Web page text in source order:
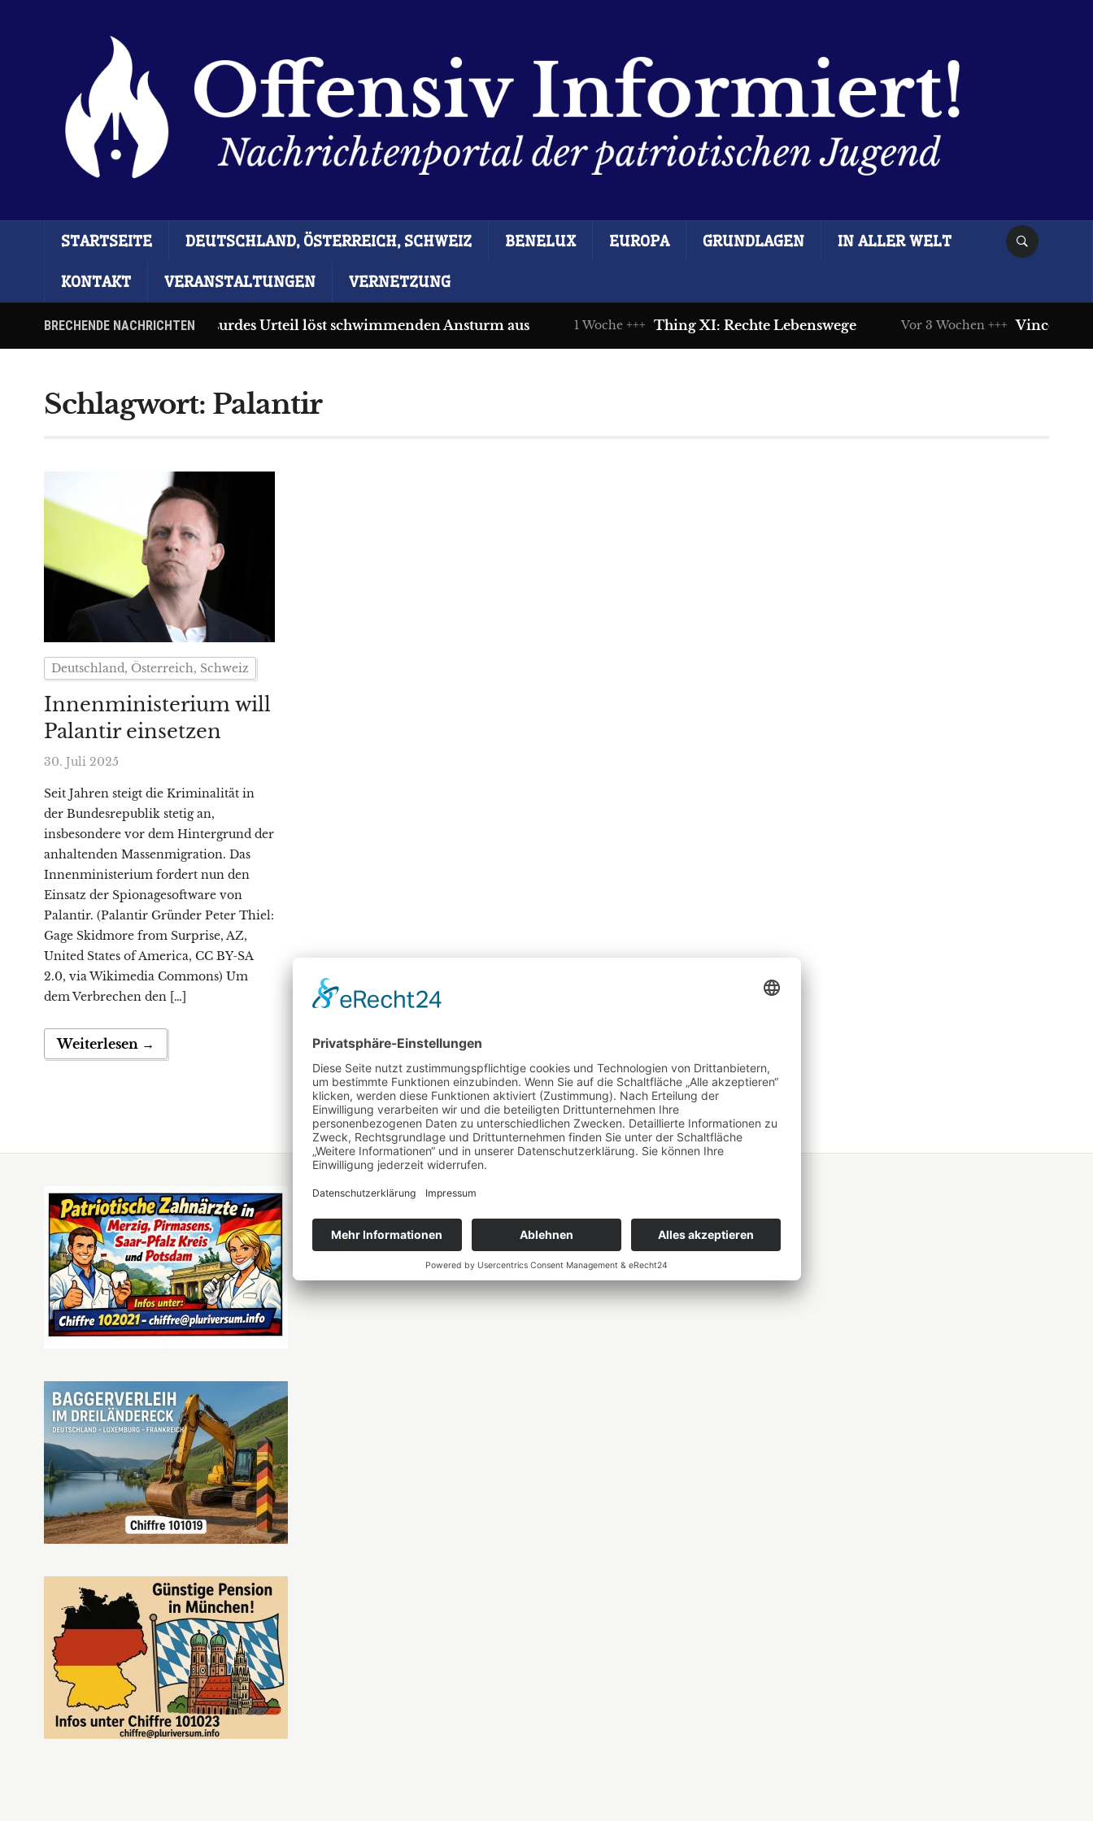
STARTSEITE DEUTSCHLAND, ÖSTERREICH, SCHWEIZ BENELUX EUROPA GRUNDLAGEN IN ALLER WELT
KONTAKT VERANSTALTUNGEN VERNETZUNG
BRECHENDE NACHRICHTENCeuta: Absurdes Urteil löst schwimmenden Ansturm aus 1 Woche +++ Thing XI: Rechte Lebenswege Vor 3 Wochen +++ Vincentz
Schlagwort: Palantir
Deutschland, Österreich, Schweiz
Innenministerium will
Palantir einsetzen
30. Juli 2025
Seit Jahren steigt die Kriminalität in
der Bundesrepublik stetig an,
insbesondere vor dem Hintergrund der
anhaltenden Massenmigration. Das
Innenministerium fordert nun den
Einsatz der Spionagesoftware von
Palantir. (Palantir Gründer Peter Thiel:
Gage Skidmore from Surprise, AZ,
United States of America, CC BY-SA
2.0, via Wikimedia Commons) Um
dem Verbrechen den […]
Weiterlesen →